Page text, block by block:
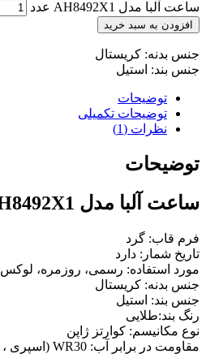
ساعت آلبا مدل AH8492X1 عدد
افزودن به سبد خرید
جنس بدنه: کریستال
جنس بند: استیل
توضیحات
توضیحات تکمیلی
نظرات (1)
توضیحات
ساعت آلبا مدل AH8492X1
فرم قاب: گرد
تاریخ شمار: دارد
مورد استفاده: رسمی، روزمره، لوکس
جنس بدنه: کریستال
جنس بند: استیل
رنگ بند:طلایی
نوع مکانیسم: کوارتز ژاپن
مقاومت در برابر آب: WR30 (اسپری ، باران)